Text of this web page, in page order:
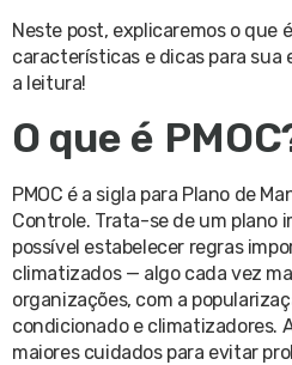
Neste post, explicaremos o que
características e dicas para sua
a leitura!
O que é
PMOC é a sigla para Plano de
Controle. Trata-se de um plano
possível estabelecer regras
climatizados — algo cada vez
organizações, com a
condicionado e climatizadores.
maiores cuidados para evitar